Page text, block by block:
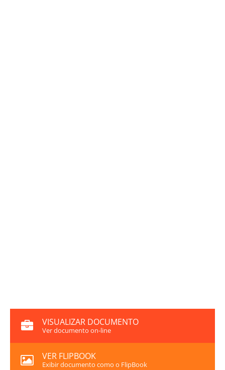
VISUALIZAR DOCUMENTO
Ver documento on-line
VER FLIPBOOK
Exibir documento como o FlipBook